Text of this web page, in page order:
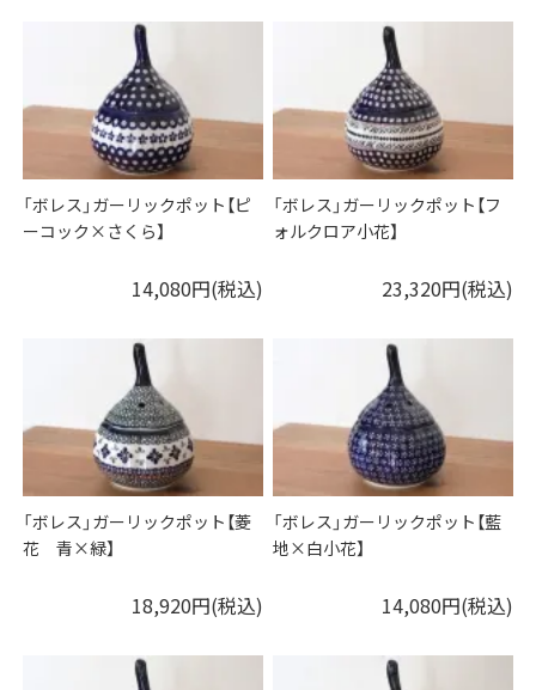
「ボレス」ガーリックポット【ピ
ーコック×さくら】
14,080円(税込)
「ボレス」ガーリックポット【フ
ォルクロア小花】
23,320円(税込)
「ボレス」ガーリックポット【菱
花 青×緑】
18,920円(税込)
「ボレス」ガーリックポット【藍
地×白小花】
14,080円(税込)